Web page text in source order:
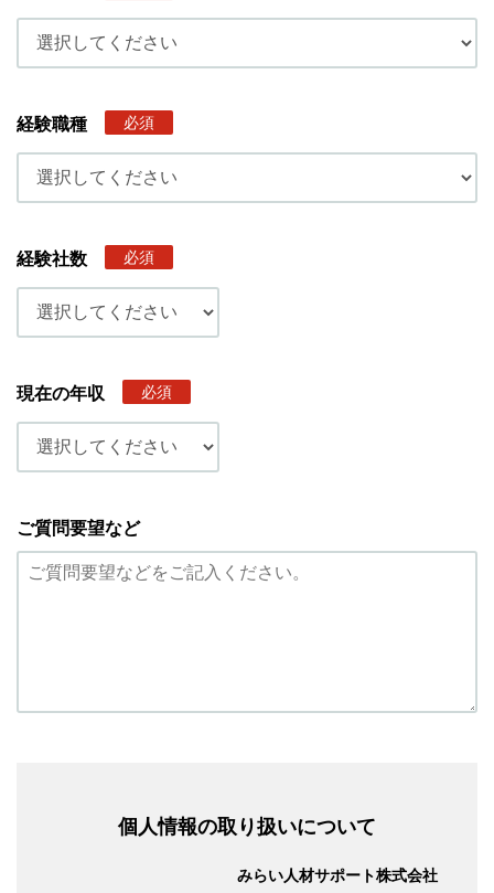
経験職種 必須
経験社数 必須
現在の年収 必須
ご質問要望など
個人情報の取り扱いについて
みらい人材サポート株式会社